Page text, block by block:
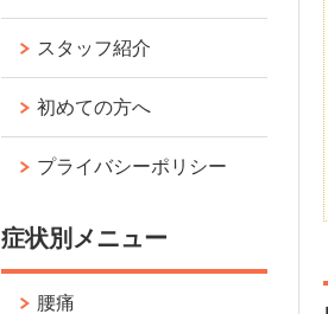
スタッフ紹介
初めての方へ
プライバシーポリシー
症状別メニュー
腰痛